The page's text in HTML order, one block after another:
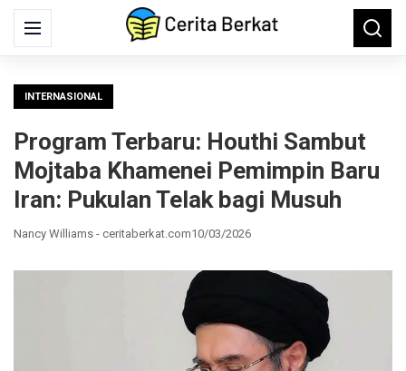
Menu
Search
for:
INTERNASIONAL
Program Terbaru: Houthi Sambut
Mojtaba Khamenei Pemimpin Baru
Iran: Pukulan Telak bagi Musuh
Nancy Williams - ceritaberkat.com10/03/2026